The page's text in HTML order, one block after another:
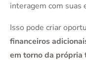
interagem com suas
Isso pode criar
financeiros
em torno da própria